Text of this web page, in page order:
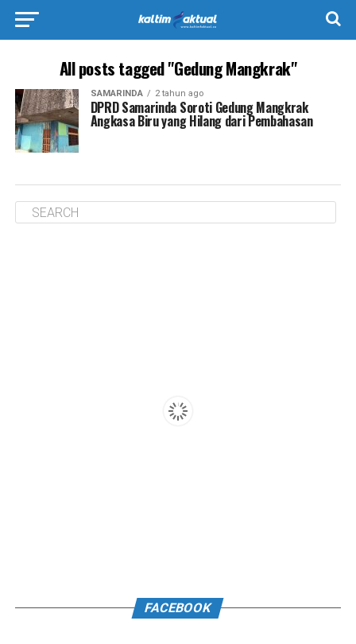
All posts tagged "Gedung Mangkrak"
SAMARINDA 2 tahun ago
DPRD Samarinda Soroti Gedung Mangkrak
Angkasa Biru yang Hilang dari Pembahasan
FACEBOOK